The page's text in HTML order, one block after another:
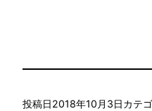
投稿日2018年10月3日カテ